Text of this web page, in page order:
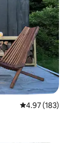
レビュー183
4.97 (183)